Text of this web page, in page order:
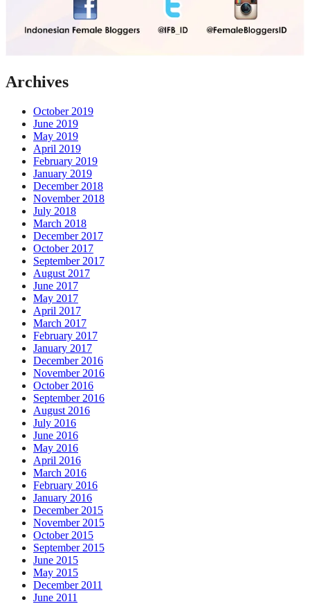
Archives
October 2019
June 2019
May 2019
April 2019
February 2019
January 2019
December 2018
November 2018
July 2018
March 2018
December 2017
October 2017
September 2017
August 2017
June 2017
May 2017
April 2017
March 2017
February 2017
January 2017
December 2016
November 2016
October 2016
September 2016
August 2016
July 2016
June 2016
May 2016
April 2016
March 2016
February 2016
January 2016
December 2015
November 2015
October 2015
September 2015
June 2015
May 2015
December 2011
June 2011